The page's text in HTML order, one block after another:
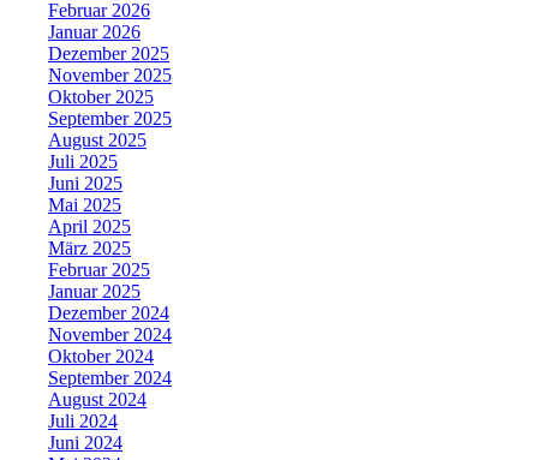
Februar 2026
Januar 2026
Dezember 2025
November 2025
Oktober 2025
September 2025
August 2025
Juli 2025
Juni 2025
Mai 2025
April 2025
März 2025
Februar 2025
Januar 2025
Dezember 2024
November 2024
Oktober 2024
September 2024
August 2024
Juli 2024
Juni 2024